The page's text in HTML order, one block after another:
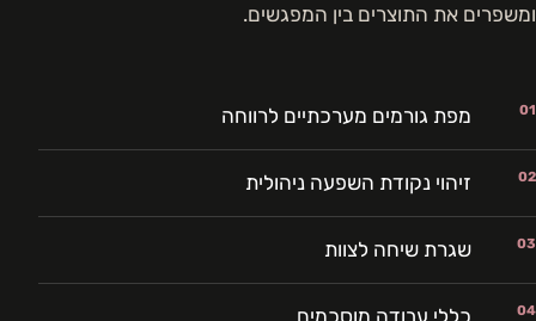
ומשפרים את התוצרים בין המפגשים.
01 מפת גורמים מערכתיים לרווחה
02 זיהוי נקודת השפעה ניהולית
03 שגרת שיחה לצוות
04 כללי עבודה מוסכמים